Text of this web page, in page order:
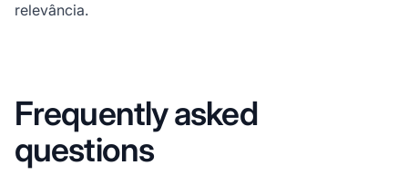
relevância.
Frequently asked
questions